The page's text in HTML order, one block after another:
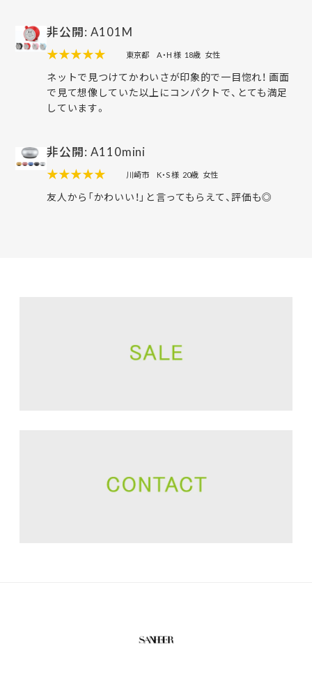
非公開: A101M
★★★★★
東京都 A・H 様 18歳 女性
ネットで見つけてかわいさが印象的で一目惚れ！ 画面
で見て想像していた以上にコンパクトで、とても満足
しています。
非公開: A110mini
★★★★★
川崎市 K・S 様 20歳 女性
友人から「かわいい！」と言ってもらえて、評価も◎